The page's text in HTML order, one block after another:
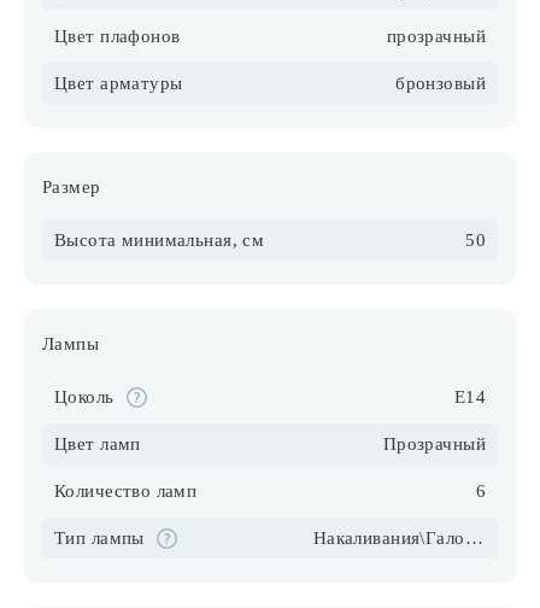
Цвет плафонов прозрачный
Цвет арматуры бронзовый
Размер
Высота минимальная, см 50
Лампы
Цоколь E14
Цвет ламп Прозрачный
Количество ламп 6
Тип лампы Накаливания\Галогеновые\Светодиодные\Компактные люмин.